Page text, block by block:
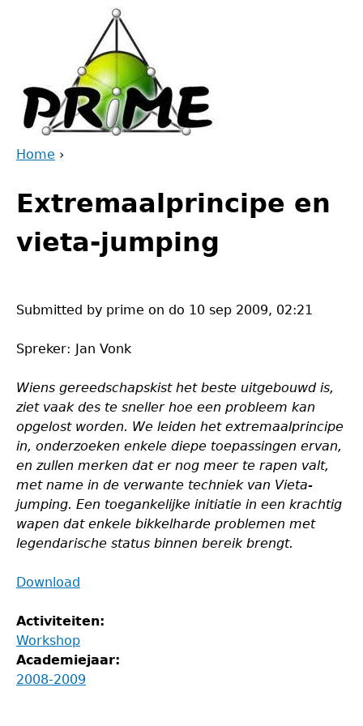
are
here
Home ›
to
top
Extremaalprincipe en
vieta-jumping
Submitted by prime on do 10 sep 2009, 02:21
Spreker: Jan Vonk
Wiens gereedschapskist het beste uitgebouwd is,
ziet vaak des te sneller hoe een probleem kan
opgelost worden. We leiden het extremaalprincipe
in, onderzoeken enkele diepe toepassingen ervan,
en zullen merken dat er nog meer te rapen valt,
met name in de verwante techniek van Vieta-
jumping. Een toegankelijke initiatie in een krachtig
wapen dat enkele bikkelharde problemen met
legendarische status binnen bereik brengt.
Download
Activiteiten:
Workshop
Academiejaar:
2008-2009